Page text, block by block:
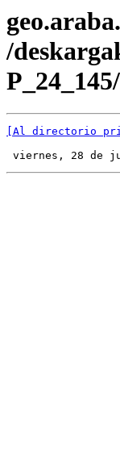
/
[Al directorio
viernes, 28 de